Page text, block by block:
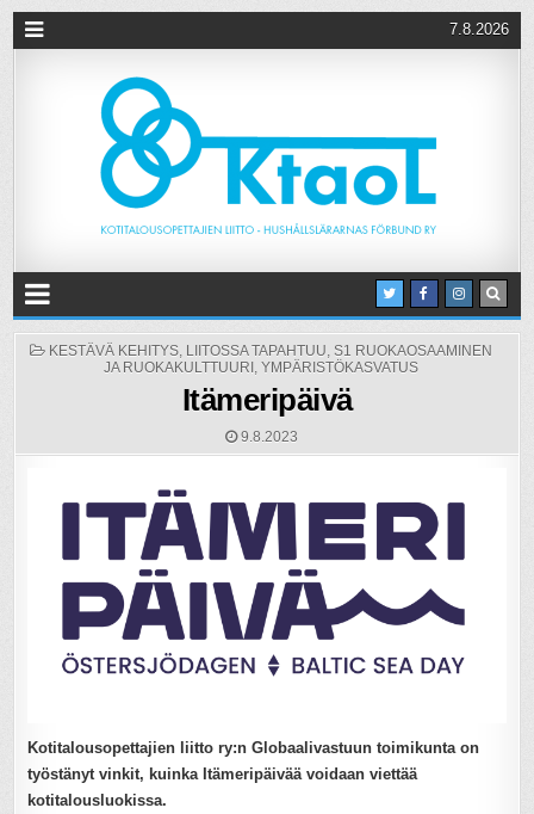
7.8.2026
POSTED
KESTÄVÄ KEHITYS, LIITOSSA TAPAHTUU, S1 RUOKAOSAAMINEN
JA RUOKAKULTTUURI , YMPÄRISTÖKASVATUS
Itämeripäivä
9.8.2023
Kotitalousopettajien liitto ry:n Globaalivastuun toimikunta on
työstänyt vinkit, kuinka Itämeripäivää voidaan viettää
kotitalousluokissa.